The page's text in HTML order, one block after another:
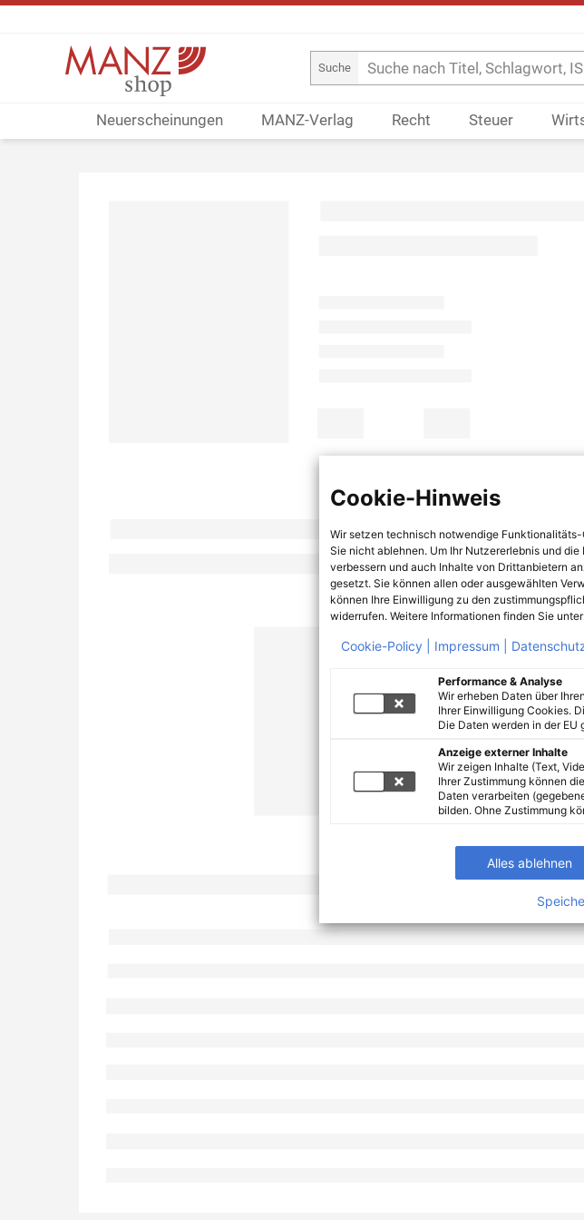
Suche
Neuerscheinungen MANZ-Verlag Recht Steuer
Cookie-Hinweis
Wir setzen technisch notwendige
Sie nicht ablehnen. Um Ihr Nutzererlebnis und
verbessern und auch Inhalte von Drittanbietern
gesetzt. Sie können allen oder ausgewählten
können Ihre Einwilligung zu den
widerrufen. Weitere Informationen finden Sie
Cookie-Policy | Impressum |
Performance & Analyse
Wir erheben Daten über
Ihrer Einwilligung Cookies.
Die Daten werden in der EU
Anzeige externer Inhalte
Wir zeigen Inhalte (Text,
Ihrer Zustimmung können
Daten verarbeiten
bilden. Ohne Zustimmung
Alles ablehnen